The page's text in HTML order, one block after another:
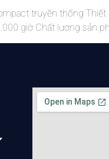
truyền thống Thiết
giờ Chất lượng sản